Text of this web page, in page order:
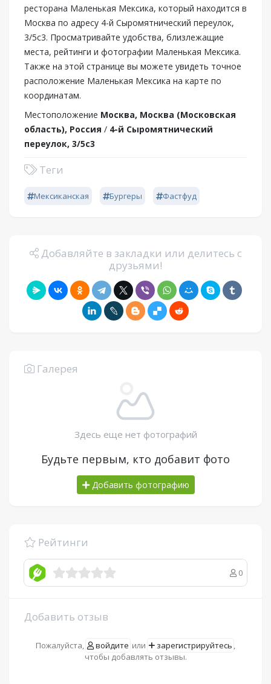
ресторана Маленькая Мексика, который находится в
Москва по адресу 4-й Сыромятнический переулок,
3/5с3. Просматривайте удобства, близлежащие
места, рейтинги и фотографии Маленькая Мексика.
Также на этой странице вы можете увидеть точное
расположение Маленькая Мексика на карте по
координатам.
Местоположение Москва, Москва (Московская
область), Россия / 4-й Сыромятнический
переулок, 3/5с3
Теги
Мексиканская Бургеры Фастфуд
Добавляйте в закладки или делитесь с
друзьями!
Галерея
Здесь еще нет фотографий
Будьте первым, кто добавит фото
Добавить фотографию
Рейтинги
0
Добавить отзыв
Пожалуйста, войдите или зарегистрируйтесь ,
чтобы добавлять отзывы.